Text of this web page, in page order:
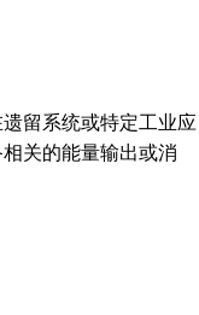
留系统或特定工业应
关的能量输出或消